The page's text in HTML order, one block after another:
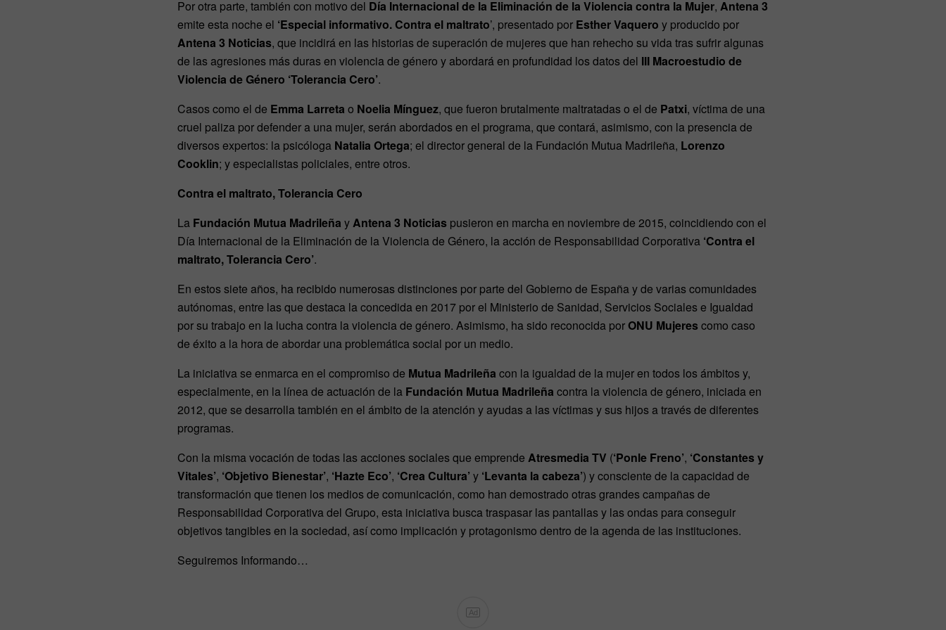
Por otra parte, también con motivo del Día Internacional de la Eliminación de la Violencia contra la Mujer, Antena 3
emite esta noche el ‘Especial informativo. Contra el maltrato’, presentado por Esther Vaquero y producido por
Antena 3 Noticias, que incidirá en las historias de superación de mujeres que han rehecho su vida tras sufrir algunas
de las agresiones más duras en violencia de género y abordará en profundidad los datos del III Macroestudio de
Violencia de Género ‘Tolerancia Cero’.
Casos como el de Emma Larreta o Noelia Mínguez, que fueron brutalmente maltratadas o el de Patxi, víctima de una
cruel paliza por defender a una mujer, serán abordados en el programa, que contará, asimismo, con la presencia de
diversos expertos: la psicóloga Natalia Ortega; el director general de la Fundación Mutua Madrileña, Lorenzo
Cooklin; y especialistas policiales, entre otros.
Contra el maltrato, Tolerancia Cero
La Fundación Mutua Madrileña yAntena 3 Noticias pusieron en marcha en noviembre de 2015, coincidiendo con el
Día Internacional de la Eliminación de la Violencia de Género, la acción de Responsabilidad Corporativa ‘Contra el
maltrato, Tolerancia Cero’.
En estos siete años, ha recibido numerosas distinciones por parte del Gobierno de España y de varias comunidades
autónomas, entre las que destaca la concedida en 2017 por el Ministerio de Sanidad, Servicios Sociales e Igualdad
por su trabajo en la lucha contra la violencia de género. Asimismo, ha sido reconocida porONU Mujeres como caso
de éxito a la hora de abordar una problemática social por un medio.
La iniciativa se enmarca en el compromiso de Mutua Madrileña con la igualdad de la mujer en todos los ámbitos y,
especialmente, en la línea de actuación de la Fundación Mutua Madrileña contra la violencia de género, iniciada en
2012, que se desarrolla también en el ámbito de la atención y ayudas a las víctimas y sus hijos a través de diferentes
programas.
Con la misma vocación de todas las acciones sociales que emprende Atresmedia TV (‘Ponle Freno’, ‘Constantes y
Vitales’, ‘Objetivo Bienestar’, ‘Hazte Eco’, ‘Crea Cultura’ y ‘Levanta la cabeza’) y consciente de la capacidad de
transformación que tienen los medios de comunicación, como han demostrado otras grandes campañas de
Responsabilidad Corporativa del Grupo, esta iniciativa busca traspasar las pantallas y las ondas para conseguir
objetivos tangibles en la sociedad, así como implicación y protagonismo dentro de la agenda de las instituciones.
Seguiremos Informando…
Ad